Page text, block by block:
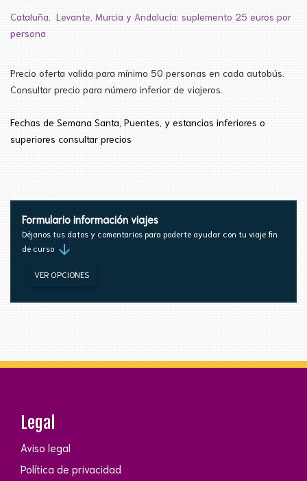
Cataluña,
Levante, Murcia y Andalucía: suplemento 25 euros por
persona
Precio oferta valida para mínimo 50 personas en cada autobús.
Consultar precio para número inferior de viajeros.
Fechas de Semana Santa , Puentes, y estancias inferiores o
superiores consultar precios
Formulario información viajes
Déjanos tus datos y comentarios para poderte ayudar con tu viaje fin
de curso arrow_downward
VER OPCIONES
Legal
Aviso legal
Política de privacidad